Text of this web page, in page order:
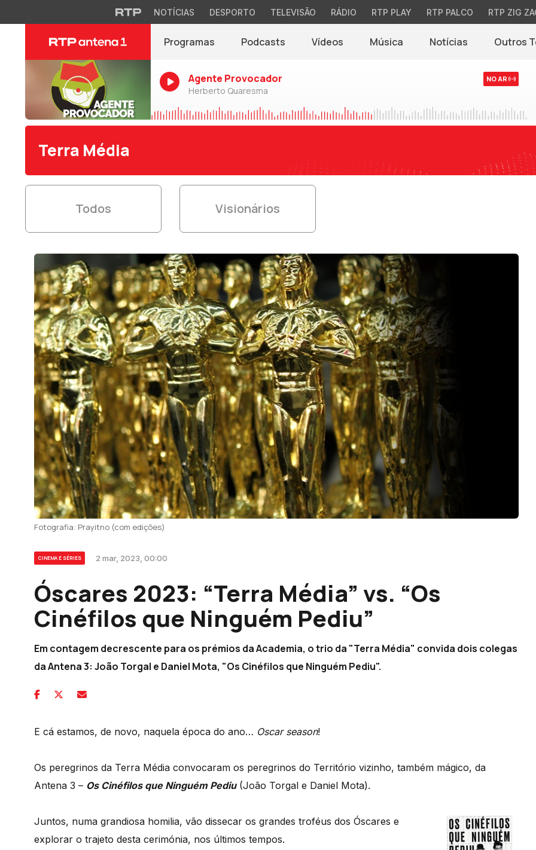
NOTÍCIAS DESPORTO TELEVISÃO RÁDIO RTP PLAY RTP PALCO RTP ZIG
Programas Podcasts Vídeos Música Notícias(abre em nova
Outros
Agente Provocador
Herberto Quaresma
NO AR
Terra Média
Todos Visionários
Fotografia: Prayitno (com edições)
CINEMA E SÉRIES 2 mar, 2023, 00:00
Óscares 2023: “Terra Média” vs. “Os
Cinéfilos que Ninguém Pediu”
Em contagem decrescente para os prémios da Academia, o trio da "Terra Média" convida dois colegas
da Antena 3: João Torgal e Daniel Mota, "Os Cinéfilos que Ninguém Pediu".
E cá estamos, de novo, naquela época do ano… Oscar season!
Os peregrinos da Terra Média convocaram os peregrinos do Território vizinho, também mágico, da
Antena 3 – Os Cinéfilos que Ninguém Pediu(João Torgal e Daniel Mota).
Juntos, numa grandiosa homilia, vão dissecar os grandes troféus dos Óscares e
explorar o trajeto desta cerimónia, nos últimos tempos.